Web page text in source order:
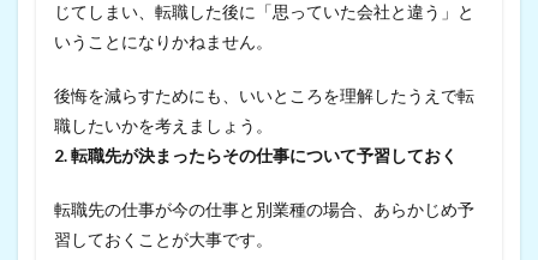
じてしまい、転職した後に「思っていた会社と違う」と
いうことになりかねません。
後悔を減らすためにも、いいところを理解したうえで転
職したいかを考えましょう。
2. 転職先が決まったらその仕事について予習しておく
転職先の仕事が今の仕事と別業種の場合、あらかじめ予
習しておくことが大事です。